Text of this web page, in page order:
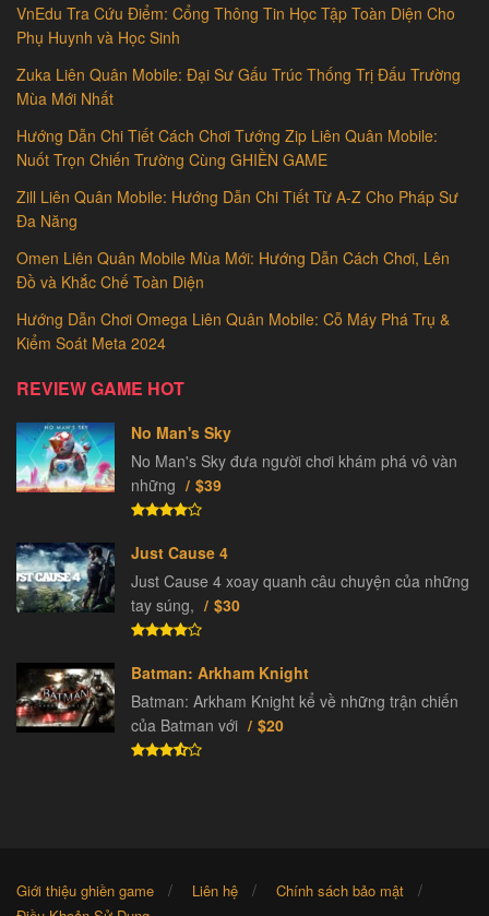
VnEdu Tra Cứu Điểm: Cổng Thông Tin Học Tập Toàn Diện Cho
Phụ Huynh và Học Sinh
Zuka Liên Quân Mobile: Đại Sư Gấu Trúc Thống Trị Đấu Trường
Mùa Mới Nhất
Hướng Dẫn Chi Tiết Cách Chơi Tướng Zip Liên Quân Mobile:
Nuốt Trọn Chiến Trường Cùng GHIỀN GAME
Zill Liên Quân Mobile: Hướng Dẫn Chi Tiết Từ A-Z Cho Pháp Sư
Đa Năng
Omen Liên Quân Mobile Mùa Mới: Hướng Dẫn Cách Chơi, Lên
Đồ và Khắc Chế Toàn Diện
Hướng Dẫn Chơi Omega Liên Quân Mobile: Cỗ Máy Phá Trụ &
Kiểm Soát Meta 2024
REVIEW GAME HOT
No Man's Sky
No Man's Sky đưa người chơi khám phá vô vàn
những
$39
Just Cause 4
Just Cause 4 xoay quanh câu chuyện của những
tay súng,
$30
Batman: Arkham Knight
Batman: Arkham Knight kể về những trận chiến
của Batman với
$20
Giới thiệu ghiền game Liên hệ
Chính sách bảo mật